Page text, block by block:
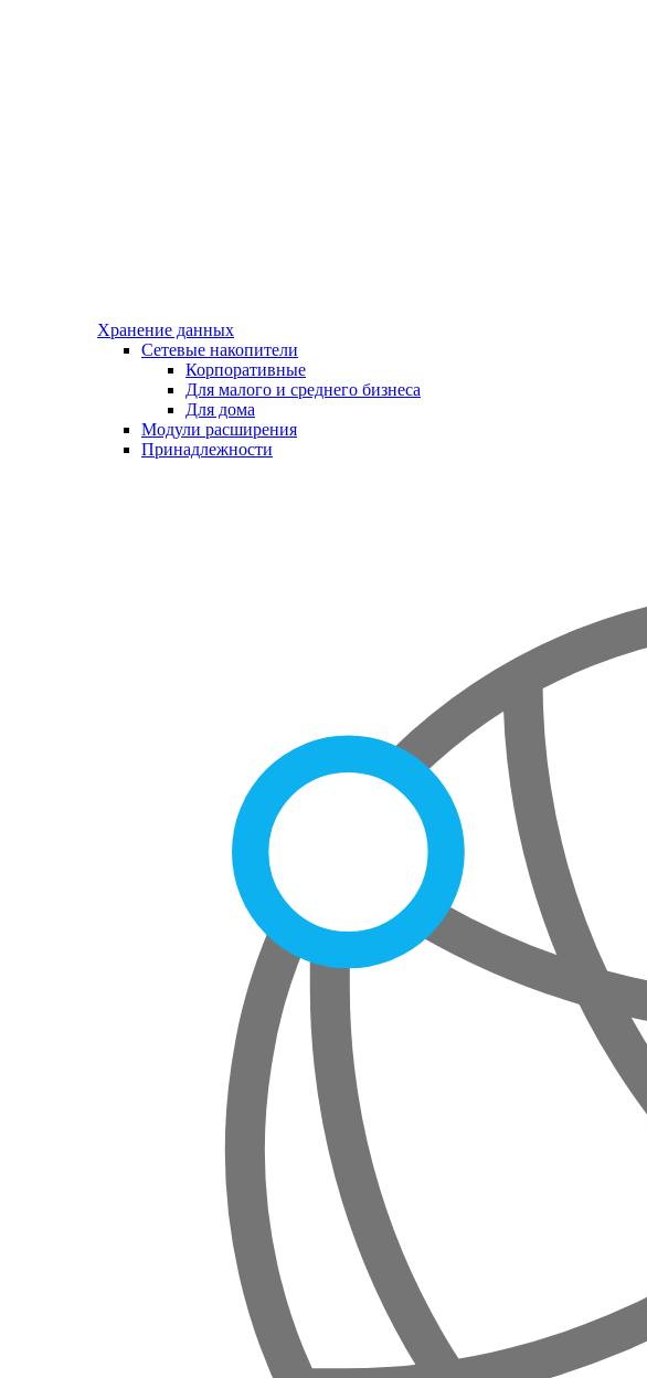
Хранение данных
Сетевые накопители
Корпоративные
Для малого и среднего бизнеса
Для дома
Модули расширения
Принадлежности